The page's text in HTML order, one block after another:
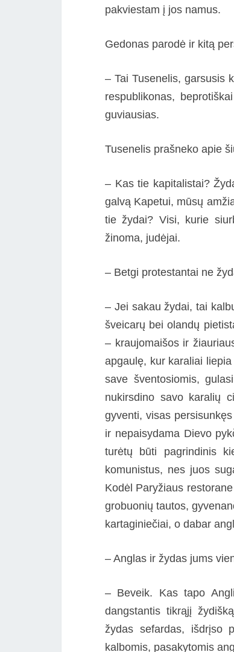
pakviestam į jos namus.
Gedonas parodė ir kitą
– Tai Tusenelis, garsusis
respublikonas,
guviausias.
Tusenelis prašneko apie
– Kas tie kapitalistai?
galvą Kapetui, mūsų
tie žydai? Visi, kurie
žinoma, judėjai.
– Betgi protestantai ne
– Jei sakau žydai, tai
šveicarų bei olandų
– kraujomaišos ir
apgaulę, kur karaliai
save šventosiomis,
nukirsdino savo karalių
gyventi, visas
ir nepaisydama Dievo
turėtų būti pagrindinis
komunistus, nes juos
Kodėl Paryžiaus
grobuonių tautos,
kartaginiečiai, o dabar
– Anglas ir žydas jums
– Beveik. Kas tapo
dangstantis tikrąjį
žydas sefardas, išdrįso
kalbomis, pasakytomis